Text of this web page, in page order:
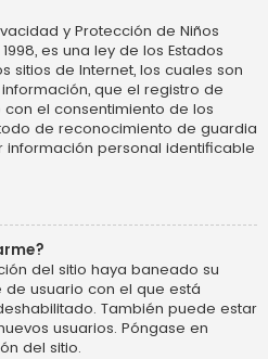
y Protección de Niños
es una ley de los Estados
sitios de Internet, los cuales son
que el registro de
el consentimiento de los
de reconocimiento de guardia
personal identificable
del sitio haya baneado su
usuario con el que está
También puede estar
usuarios. Póngase en
del sitio.